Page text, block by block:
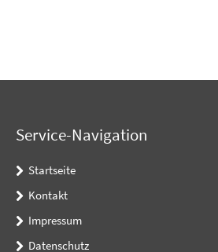
Service-Navigation
Startseite
Kontakt
Impressum
Datenschutz